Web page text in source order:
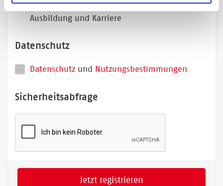
NRW: Nachwuchs-Newsletter - Rund um
Ausbildung und Karriere
Datenschutz
Datenschutz und Nutzungsbestimmungen
Sicherheitsabfrage
Jetzt registrieren